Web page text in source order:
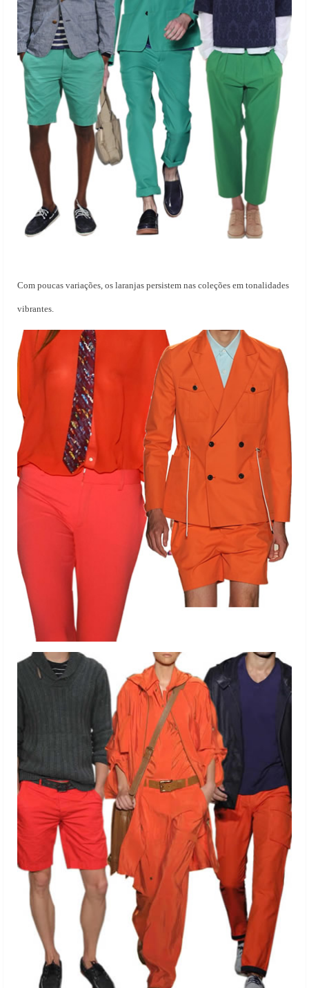
Com poucas variações, os laranjas persistem nas coleções em tonalidades
vibrantes.